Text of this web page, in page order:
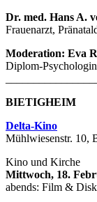
Dr. med. Hans A.
Frauenarzt,
Moderation: Eva
Diplom-
BIETIGHEIM
Delta-Kino
Mühlwiesenstr. 10,
Kino und Kirche
Mittwoch, 18.
abends: Film &